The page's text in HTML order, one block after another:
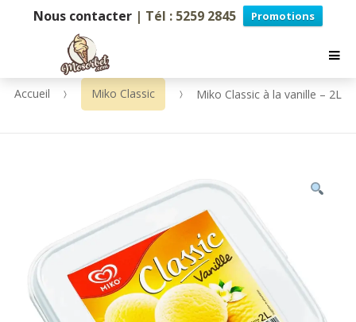
Nous contacter | Tél : 5259 2845 Promotions
Accueil Miko Classic Miko Classic à la vanille – 2L